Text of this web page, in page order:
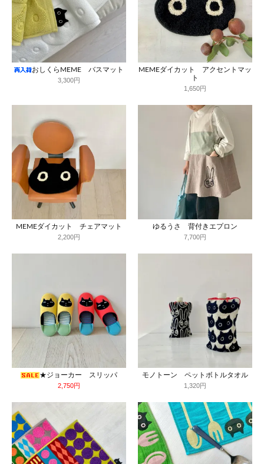
おしくらMEME バスマット
3,300円
MEMEダイカット アクセントマッ
ト
1,650円
MEMEダイカット チェアマット
2,200円
ゆるうさ 背付きエプロン
7,700円
★ジョーカー スリッパ
2,750円
モノトーン ペットボトルタオル
1,320円